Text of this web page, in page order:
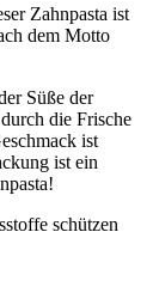
Zahnpasta ist
dem Motto
Süße der
die Frische
ist
ist ein
schützen